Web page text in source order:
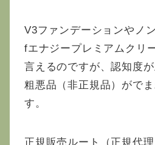
V3ファンデーションやノ
fエナジープレミアムクリ
言えるのですが、認知度が
粗悪品（非正規品）がで
す。
正規販売ルート（正規代